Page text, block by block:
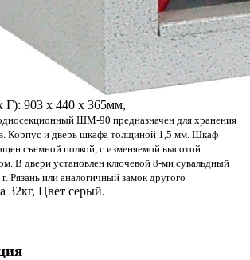
903 х 440 х 365мм,
ШМ-90 предназначен для хранения
Корпус и дверь шкафа толщиной 1,5 мм. Шкаф
съемной полкой, с изменяемой высотой
В двери установлен ключевой 8-ми сувальдный
Рязань или аналогичный замок другого
32кг, Цвет серый.